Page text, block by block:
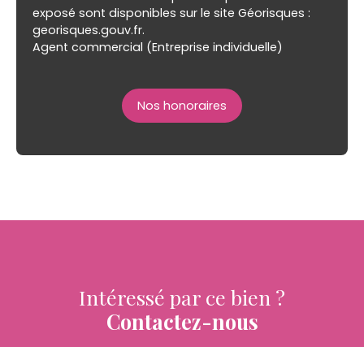
exposé sont disponibles sur le site Géorisques :
georisques.gouv.fr.
Agent commercial (Entreprise individuelle)
Nos honoraires
Intéressé par ce bien ?
Contactez-nous